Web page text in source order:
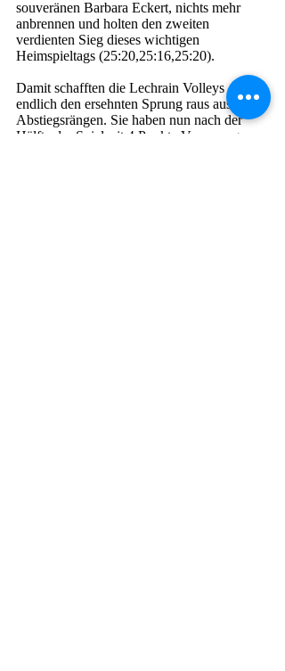
souveränen Barbara Eckert, nichts mehr
anbrennen und holten den zweiten
verdienten Sieg dieses wichtigen
Heimspieltags (25:20,25:16,25:20).
Damit schafften die Lechrain Volleys
endlich den ersehnten Sprung raus aus den
Abstiegsrängen. Sie haben nun nach der
Hälfte der Spielzeit 4 Punkte Vorsprung